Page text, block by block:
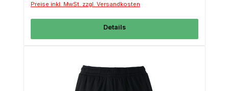
Preise inkl. MwSt. zzgl. Versandkosten
Details